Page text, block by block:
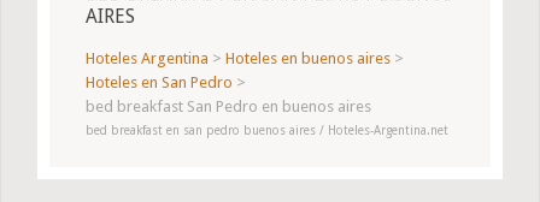
AIRES
Hoteles Argentina > Hoteles en buenos aires >
Hoteles en San Pedro >
bed breakfast San Pedro en buenos aires
bed breakfast en san pedro buenos aires / Hoteles-Argentina.net